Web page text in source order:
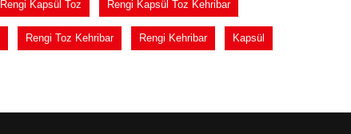
Rengi Kapsül Toz Rengi Kapsül Toz Kehribar
Rengi Toz Kehribar Rengi Kehribar Kapsül